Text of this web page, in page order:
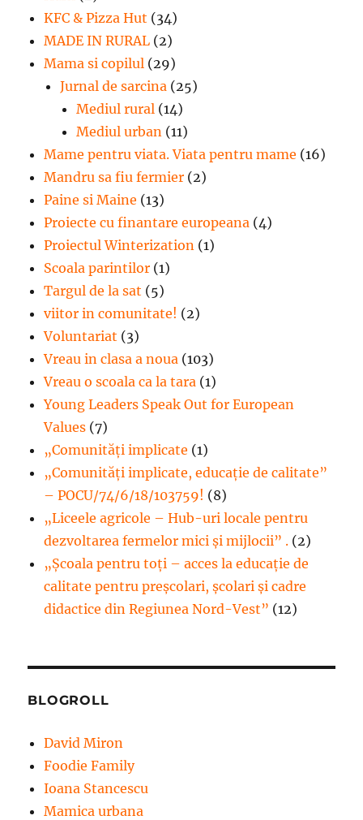
KFC & Pizza Hut (34)
MADE IN RURAL (2)
Mama si copilul (29)
Jurnal de sarcina (25)
Mediul rural (14)
Mediul urban (11)
Mame pentru viata. Viata pentru mame (16)
Mandru sa fiu fermier (2)
Paine si Maine (13)
Proiecte cu finantare europeana (4)
Proiectul Winterization (1)
Scoala parintilor (1)
Targul de la sat (5)
viitor in comunitate! (2)
Voluntariat (3)
Vreau in clasa a noua (103)
Vreau o scoala ca la tara (1)
Young Leaders Speak Out for European
Values (7)
„Comunități implicate (1)
„Comunități implicate, educație de calitate”
– POCU/74/6/18/103759! (8)
„Liceele agricole – Hub-uri locale pentru
dezvoltarea fermelor mici şi mijlocii” . (2)
„Școala pentru toți – acces la educație de
calitate pentru preșcolari, școlari și cadre
didactice din Regiunea Nord-Vest” (12)
BLOGROLL
David Miron
Foodie Family
Ioana Stancescu
Mamica urbana